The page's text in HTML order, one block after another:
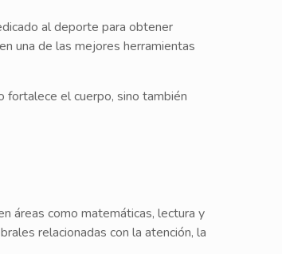
al deporte para obtener
una de las mejores herramientas
fortalece el cuerpo, sino también
áreas como matemáticas, lectura y
relacionadas con la atención, la